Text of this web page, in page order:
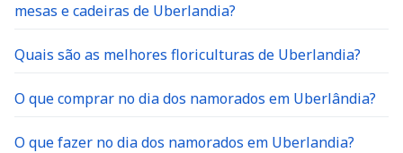
mesas e cadeiras de Uberlandia?
Quais são as melhores floriculturas de Uberlandia?
O que comprar no dia dos namorados em Uberlândia?
O que fazer no dia dos namorados em Uberlandia?